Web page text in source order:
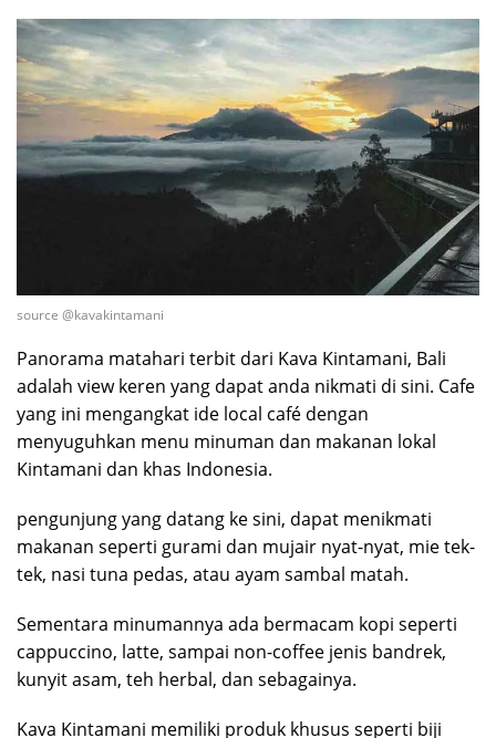
source @kavakintamani
Panorama matahari terbit dari Kava Kintamani, Bali
adalah view keren yang dapat anda nikmati di sini. Cafe
yang ini mengangkat ide local café dengan
menyuguhkan menu minuman dan makanan lokal
Kintamani dan khas Indonesia.
pengunjung yang datang ke sini, dapat menikmati
makanan seperti gurami dan mujair nyat-nyat, mie tek-
tek, nasi tuna pedas, atau ayam sambal matah.
Sementara minumannya ada bermacam kopi seperti
cappuccino, latte, sampai non-coffee jenis bandrek,
kunyit asam, teh herbal, dan sebagainya.
Kava Kintamani memiliki produk khusus seperti biji